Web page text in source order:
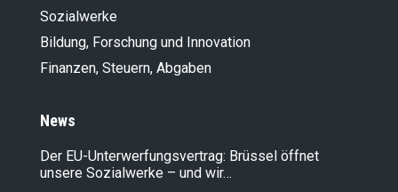
Sozialwerke
Bildung, Forschung und Innovation
Finanzen, Steuern, Abgaben
News
Der EU-Unterwerfungsvertrag: Brüssel öffnet
unsere Sozialwerke – und wir…